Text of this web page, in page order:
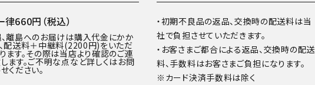
660円（税込）
離島へのお届けは購入代金にかか
配送料＋中継料(2200円)をいただ
ます。その際は当店より確認のご連
ます。ご不明な点など詳しくはお問
ください。
・初期不良品の返品、交換時の配送料は当
社で負担させていただきます。
・お客さまご都合による返品、交換時の配送
料、手数料はお客さまご負担になります。
※カード決済手数料は除く